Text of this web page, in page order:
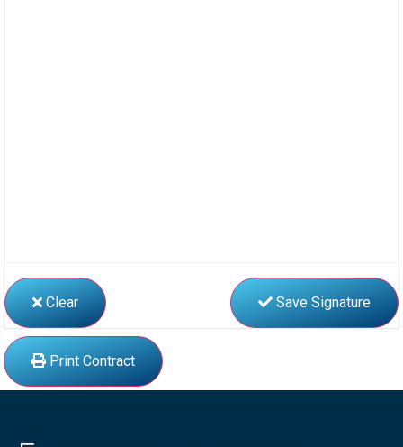
Clear Save Signature
Print Contract